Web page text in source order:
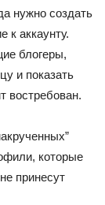
нужно создать
к аккаунту.
блогеры,
и показать
востребован.
которые
принесут